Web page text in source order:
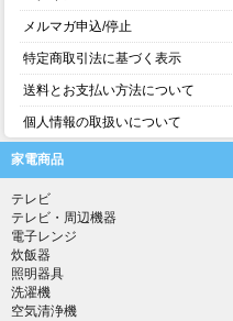
メルマガ申込/停止
特定商取引法に基づく表示
送料とお支払い方法について
個人情報の取扱いについて
家電商品
テレビ
テレビ・周辺機器
電子レンジ
炊飯器
照明器具
洗濯機
空気清浄機